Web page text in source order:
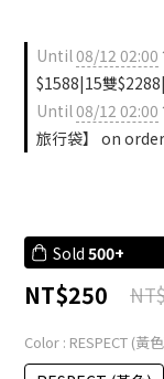
Until08/12 02:00
$1588|15雙
Until08/12 02:00
旅行袋】 on order
Sold 500+
NT$250
Color : RESPECT (黃